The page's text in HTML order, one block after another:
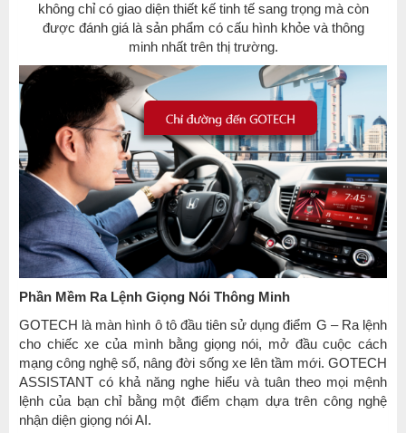
không chỉ có giao diện thiết kế tinh tế sang trọng mà còn
được đánh giá là sản phẩm có cấu hình khỏe và thông
minh nhất trên thị trường.
Phần Mềm Ra Lệnh Giọng Nói Thông Minh
GOTECH là màn hình ô tô đầu tiên sử dụng điểm G – Ra lệnh
cho chiếc xe của mình bằng giọng nói, mở đầu cuộc cách
mạng công nghệ số, nâng đời sống xe lên tầm mới. GOTECH
ASSISTANT có khả năng nghe hiểu và tuân theo mọi mệnh
lệnh của bạn chỉ bằng một điểm chạm dựa trên công nghệ
nhận diện giọng nói AI.